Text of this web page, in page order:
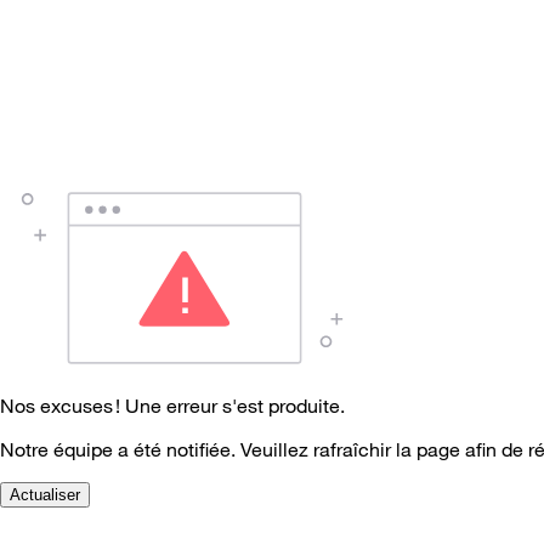
Nos excuses ! Une erreur s'est produite.
Notre équipe a été notifiée. Veuillez rafraîchir la page afin de
Actualiser